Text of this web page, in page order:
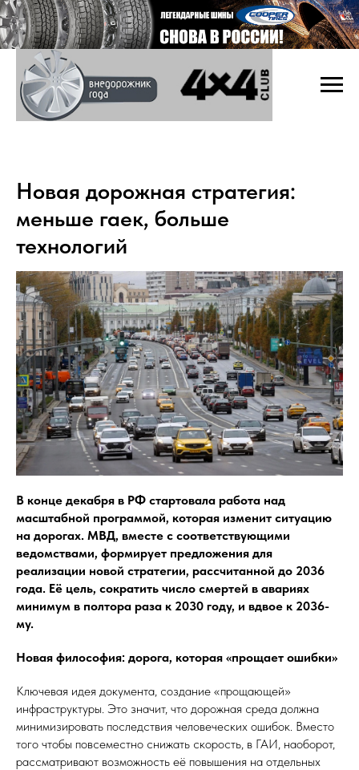
Новая дорожная стратегия:
меньше гаек, больше
технологий
В конце декабря в РФ стартовала работа над
масштабной программой, которая изменит ситуацию
на дорогах. МВД, вместе с соответствующими
ведомствами, формирует предложения для
реализации новой стратегии, рассчитанной до 2036
года. Её цель, сократить число смертей в авариях
минимум в полтора раза к 2030 году, и вдвое к 2036-
му.
Новая философия: дорога, которая «прощает ошибки»
Ключевая идея документа, создание «прощающей»
инфраструктуры. Это значит, что дорожная среда должна
минимизировать последствия человеческих ошибок. Вместо
того чтобы повсеместно снижать скорость, в ГАИ, наоборот,
рассматривают возможность её повышения на отдельных